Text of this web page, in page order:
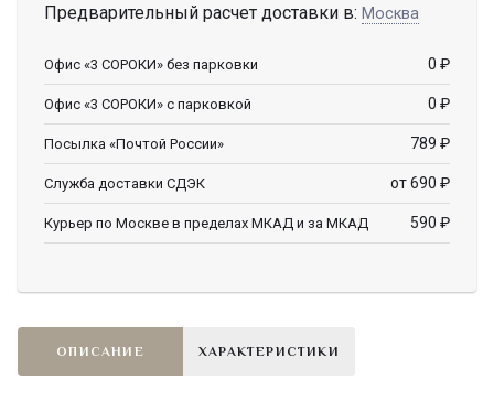
Предварительный расчет доставки в: Москва
Офис «3 СОРОКИ» без парковки 0 ₽
Офис «3 СОРОКИ» с парковкой 0 ₽
Посылка «Почтой России» 789 ₽
Служба доставки СДЭК от 690 ₽
Курьер по Москве в пределах МКАД и за МКАД 590 ₽
ОПИСАНИЕ ХАРАКТЕРИСТИКИ